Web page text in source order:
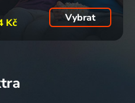
Kč Vybrat